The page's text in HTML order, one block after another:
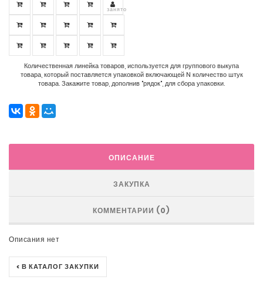
занято
Количественная линейка товаров, используется для группового выкупа
товара, который поставляется упаковкой включающей N количество штук
товара. Закажите товар, дополнив "рядок", для сбора упаковки.
ОПИСАНИЕ
ЗАКУПКА
КОММЕНТАРИИ (0)
Описания нет
< В КАТАЛОГ ЗАКУПКИ